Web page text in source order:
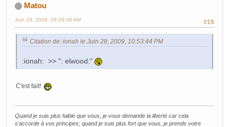
Matou
#19
Juin 29, 2009, 09:29:08 AM
Citation de: ionah le Juin 28, 2009, 10:53:44 PM
:ionah: >> ": elwood:"
C'est fait!
Quand je suis plus faible que vous, je vous demande la liberté car cela
s'accorde à vos principes; quand je suis plus fort que vous, je prends votre